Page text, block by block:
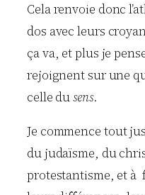
Cela renvoie donc
dos avec leurs
ça va, et plus je
rejoignent sur une
celle dusens.
Je commence tout
du judaïsme, du
protestantisme, et à